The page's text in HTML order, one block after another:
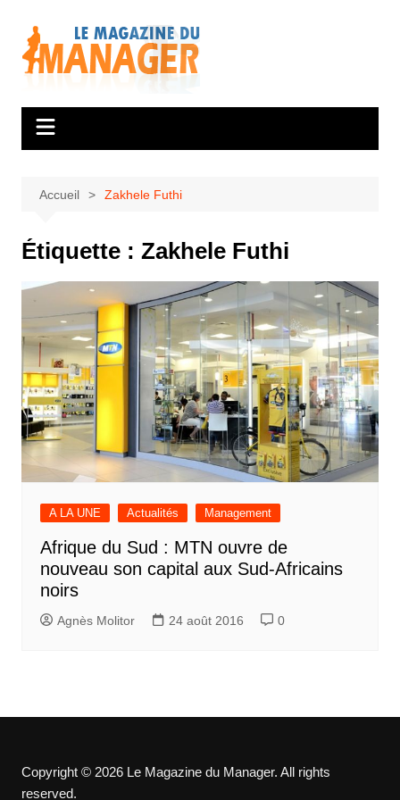
contenu
Accueil Zakhele Futhi
Étiquette : Zakhele Futhi
A LA UNE Actualités Management
Afrique du Sud : MTN ouvre de
nouveau son capital aux Sud-Africains
noirs
Agnès Molitor 24 août 2016 0
Copyright © 2026 Le Magazine du Manager. All rights
reserved.